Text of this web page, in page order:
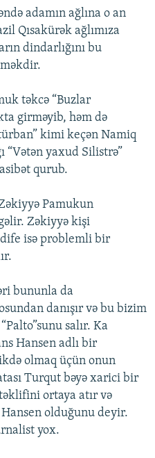
adamın ağlına o an
Qısakürək ağlımıza
dindarlığını bu
təkcə “Buzlar
girməyib, həm də
kimi keçən Namiq
“Vətən yaxud Silistrə”
qurub.
Pamukun
Zəkiyyə kişi
isə problemli bir
bununla da
danışır və bu bizim
salır. Ka
Hansen adlı bir
olmaq üçün onun
Turqut bəyə xarici bir
ortaya atır və
olduğunu deyir.
yox.